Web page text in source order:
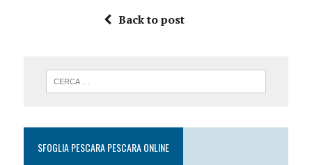
Back to post
SFOGLIA PESCARA PESCARA ONLINE